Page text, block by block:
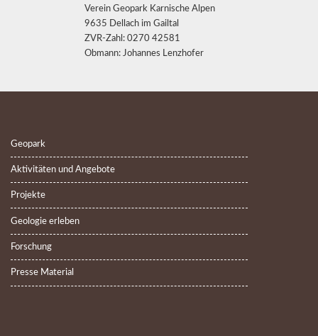
Verein Geopark Karnische Alpen
9635 Dellach im Gailtal
ZVR-Zahl: 0270 42581
Obmann: Johannes Lenzhofer
Geopark
Aktivitäten und Angebote
Projekte
Geologie erleben
Forschung
Presse Material